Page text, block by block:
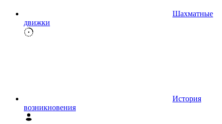
Шахматные
движки
История
возникновения